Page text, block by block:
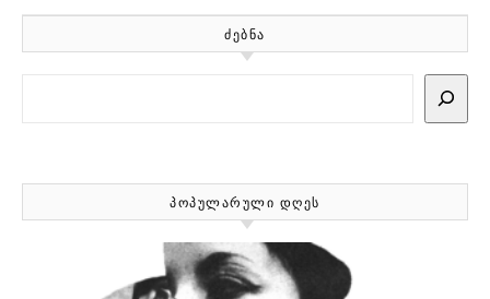
ᲫᲔᲑᲜᲐ
ᲞᲝᲞᲣᲚᲐᲠᲣᲚᲘ ᲓᲦᲔᲡ